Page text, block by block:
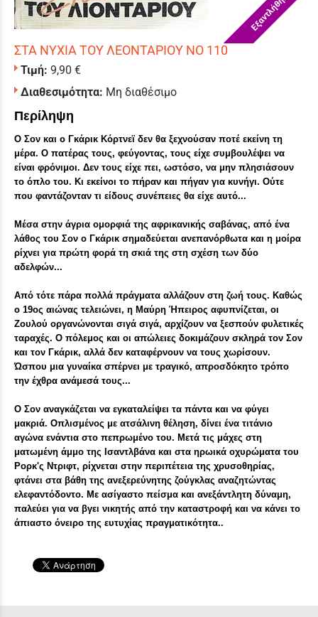
Εξαντλήθηκε
ΣΤΑ ΝΥΧΙΑ ΤΟΥ ΛΕΟΝΤΑΡΙΟΥ ΝΟ 110
Τιμή: 9,90 €
Διαθεσιμότητα: Μη διαθέσιμο
Περίληψη
Ο Σον και ο Γκάρικ Κόρτνεϊ δεν θα ξεχνούσαν ποτέ εκείνη τη
μέρα. Ο πατέρας τους, φεύγοντας, τους είχε συμβουλέψει να
είναι φρόνιμοι. Δεν τους είχε πει, ωστόσο, να μην πλησιάσουν
το όπλο του. Κι εκείνοι το πήραν και πήγαν για κυνήγι. Ούτε
που φαντάζονταν τι είδους συνέπειες θα είχε αυτό...
Μέσα στην άγρια ομορφιά της αφρικανικής σαβάνας, από ένα
λάθος του Σον ο Γκάρικ σημαδεύεται ανεπανόρθωτα και η μοίρα
ρίχνει για πρώτη φορά τη σκιά της στη σχέση των δύο
αδελφών...
Από τότε πάρα πολλά πράγματα αλλάζουν στη ζωή τους. Καθώς
ο 19ος αιώνας τελειώνει, η Μαύρη Ήπειρος αφυπνίζεται, οι
Ζουλού οργανώνονται σιγά σιγά, αρχίζουν να ξεσπούν φυλετικές
ταραχές. Ο πόλεμος και οι απώλειες δοκιμάζουν σκληρά τον Σον
και τον Γκάρικ, αλλά δεν καταφέρνουν να τους χωρίσουν.
Ώσπου μια γυναίκα σπέρνει με τραγικό, απροσδόκητο τρόπο
την έχθρα ανάμεσά τους...
Ο Σον αναγκάζεται να εγκαταλείψει τα πάντα και να φύγει
μακριά. Οπλισμένος με ατσάλινη θέληση, δίνει ένα τιτάνιο
αγώνα ενάντια στο πεπρωμένο του. Μετά τις μάχες στη
ματωμένη άμμο της Ισαντλβάνα και στα ηρωικά οχυρώματα του
Ρορκ'ς Ντριφτ, ρίχνεται στην περιπέτεια της χρυσοθηρίας,
φτάνει στα βάθη της ανεξερεύνητης ζούγκλας αναζητώντας
ελεφαντόδοντο. Με ασίγαστο πείσμα και ανεξάντλητη δύναμη,
παλεύει για να βγει νικητής από την καταστροφή και να κάνει το
άπιαστο όνειρο της ευτυχίας πραγματικότητα..